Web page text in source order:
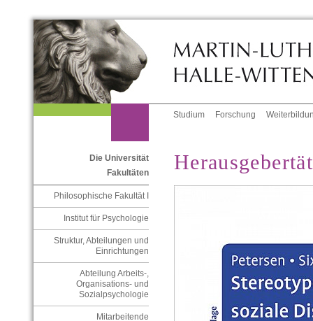
Studium Forschung
Die Universität
Fakultäten
Philosophische Fakultät I
Institut für Psychologie
Struktur, Abteilungen und
Einrichtungen
Abteilung Arbeits-,
Organisations- und
Sozialpsychologie
Mitarbeitende